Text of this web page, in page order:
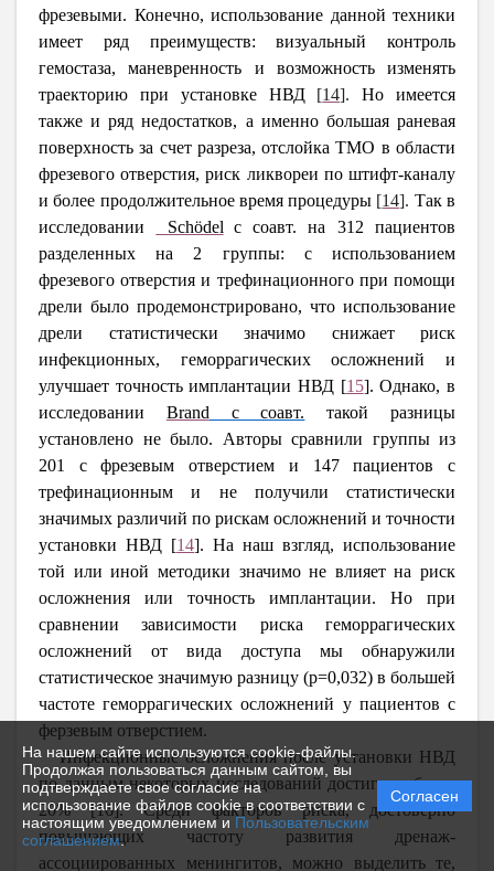
На нашем сайте используются cookie-файлы.
Продолжая пользоваться данным сайтом, вы
подтверждаете свое согласие на
использование файлов cookie в соответствии с
настоящим уведомлением и Пользовательским
соглашением.
Согласен
фрезевыми. Конечно, использование данной техники
имеет ряд преимуществ: визуальный контроль
гемостаза, маневренность и возможность изменять
траекторию при установке НВД [14]. Но имеется
также и ряд недостатков, а именно большая раневая
поверхность за счет разреза, отслойка ТМО в области
фрезевого отверстия, риск ликвореи по штифт-каналу
и более продолжительное время процедуры [14]. Так в
исследовании
Schödel с соавт. на 312 пациентов
разделенных на 2 группы: с использованием
фрезевого отверстия и трефинационного при помощи
дрели было продемонстрировано, что использование
дрели статистически значимо снижает риск
инфекционных, геморрагических осложнений и
улучшает точность имплантации НВД [15]. Однако, в
исследовании Brand с соавт. такой разницы
установлено не было. Авторы сравнили группы из
201 с фрезевым отверстием и 147 пациентов с
трефинационным и не получили статистически
значимых различий по рискам осложнений и точности
установки НВД [14]. На наш взгляд, использование
той или иной методики значимо не влияет на риск
осложнения или точность имплантации. Но при
сравнении зависимости риска геморрагических
осложнений от вида доступа мы обнаружили
статистическое значимую разницу (р=0,032) в большей
частоте геморрагических осложнений у пациентов с
ферзевым отверстием.
Инфекционные осложнения после установки НВД
по данным некоторых исследований достигают более
20% [16]. Среди факторов риска, достоверно
повышающих частоту развития дренаж-
ассоциированных менингитов, можно выделить те,